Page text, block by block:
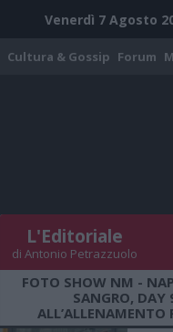
Venerdì 7 Agosto
Cultura & Gossip Forum
L'Editoriale
di Antonio Petrazzuolo
FOTO SHOW NM -
SANGRO, DAY
ALL’ALLENAMENTO